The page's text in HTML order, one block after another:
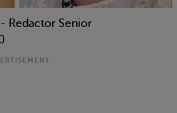
Redactor Senior